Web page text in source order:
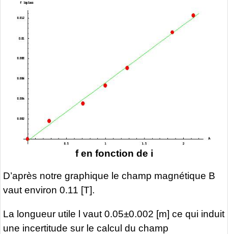
f en fonction de i
D’après notre graphique le champ magnétique B
vaut environ 0.11 [T].
La longueur utile l vaut 0.05±0.002 [m] ce qui induit
une incertitude sur le calcul du champ